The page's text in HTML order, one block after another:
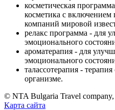
косметическая
косметика с включением
компаний мировой
релакс программа - для
эмоционального
ароматерапия - для
эмоционального
талассотерапия -
организме.
© NTA Bulgaria Travel
Карта сайта